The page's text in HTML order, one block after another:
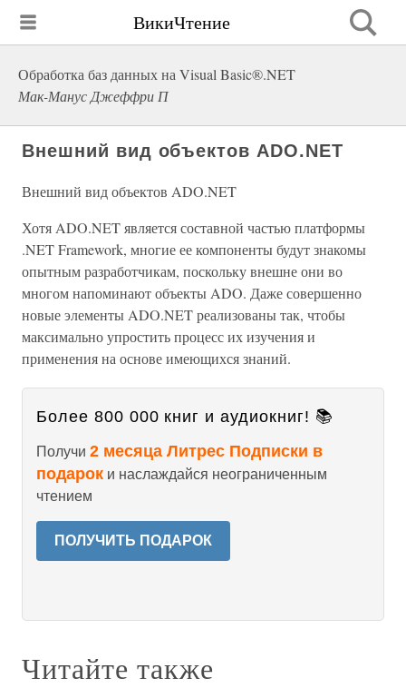
ВикиЧтение
Обработка баз данных на Visual Basic®.NET
Мак-Манус Джеффри П
Внешний вид объектов ADO.NET
Внешний вид объектов ADO.NET
Хотя ADO.NET является составной частью платформы
.NET Framework, многие ее компоненты будут знакомы
опытным разработчикам, поскольку внешне они во
многом напоминают объекты ADO. Даже совершенно
новые элементы ADO.NET реализованы так, чтобы
максимально упростить процесс их изучения и
применения на основе имеющихся знаний.
Более 800 000 книг и аудиокниг! 📚
Получи 2 месяца Литрес Подписки в
подарок и наслаждайся неограниченным
чтением
ПОЛУЧИТЬ ПОДАРОК
Читайте также